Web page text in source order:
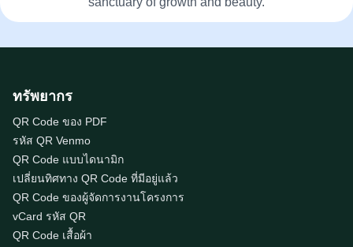
ทรัพยากร
QR Code ของ PDF
รหัส QR Venmo
QR Code แบบไดนามิก
เปลี่ยนทิศทาง QR Code ที่มีอยู่แล้ว
QR Code ของผู้จัดการงานโครงการ
vCard รหัส QR
QR Code เสื้อผ้า